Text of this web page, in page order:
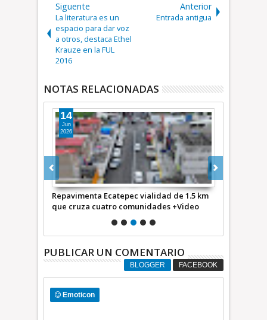
Siguente
La literatura es un
espacio para dar voz
a otros, destaca Ethel
Krauze en la FUL
2016
Anterior
Entrada antigua
NOTAS RELACIONADAS
Repavimenta Ecatepec vialidad de 1.5 km
que cruza cuatro comunidades +Video
14
Jun
2026
PUBLICAR UN COMENTARIO
BLOGGER FACEBOOK
Emoticon